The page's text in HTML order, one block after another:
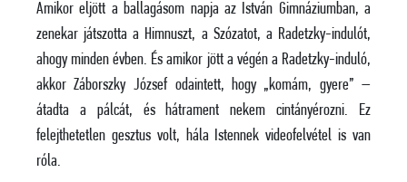
Amikor eljött a ballagásom napja az István Gimnáziumban, a
zenekar játszotta a Himnuszt, a Szózatot, a Radetzky-indulót,
ahogy minden évben. És amikor jött a végén a Radetzky-induló,
akkor Záborszky József odaintett, hogy „komám, gyere” –
átadta a pálcát, és hátrament nekem cintányérozni. Ez
felejthetetlen gesztus volt, hála Istennek videofelvétel is van
róla.